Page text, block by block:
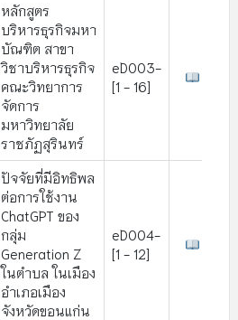
หลักสูตร
บริหารธุรกิจมหา
บัณฑิต สาขา
วิชาบริหารธุรกิจ
คณะวิทยาการ
จัดการ
มหาวิทยาลัย
ราชภัฏสุรินทร์
eD003-
[1 - 16]
ปัจจัยที่มีอิทธิพล
ต่อการใช้งาน
ChatGPT ของ
กลุ่ม
Generation Z
ในตําบล ในเมือง
อําเภอเมือง
จังหวัดขอนแก่น
eD004-
[1 - 12]